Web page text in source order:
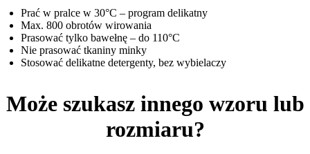
Prać w pralce w 30°C – program delikatny
Max. 800 obrotów wirowania
Prasować tylko bawełnę – do 110°C
Nie prasować tkaniny minky
Stosować delikatne detergenty, bez wybielaczy
Może szukasz innego wzoru lub
rozmiaru?